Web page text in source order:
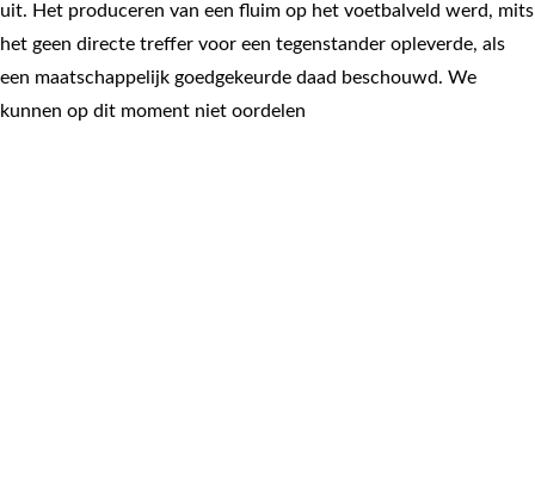
uit. Het produceren van een fluim op het voetbalveld werd, mits
het geen directe treffer voor een tegenstander opleverde, als
een maatschappelijk goedgekeurde daad beschouwd. We
kunnen op dit moment niet oordelen